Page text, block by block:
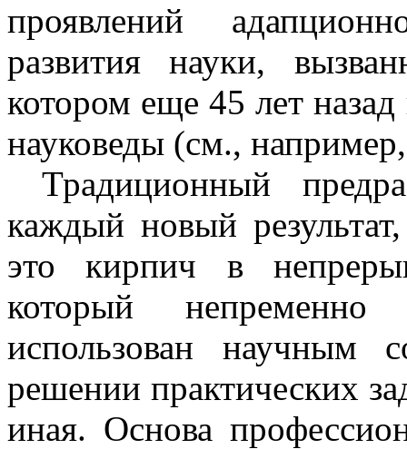
проявлений
развития науки,
котором еще 45 лет
науковеды (см.,
Традиционный
каждый новый
это кирпич в
который непременно
использован научным
решении практических
иная. Основа